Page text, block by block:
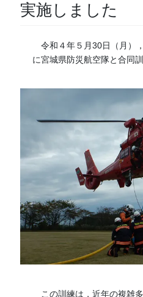
実施しました
令和４年５月30日（月）
に宮城県防災航空隊と合同
この訓練は，近年の複雑